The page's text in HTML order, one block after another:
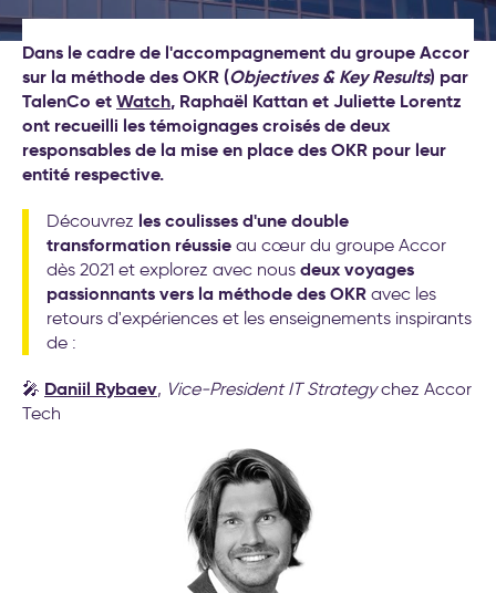
Test déploiement stratégique
: votre méthode de pilotage
stratégique
nouveau management
Conseil et accompagnement
aux nouveaux modes de
travail
Cockpit IA® : la méthode pour
déployer l'IA au service de
votre stratégie d’entreprise
Formations intelligence
artificielle générative
20 exemples
d’accompagnement IA pour la
transformation de l’entreprise
Nos labos
Contact
Dans le cadre de l'accompagnement du groupe Accor
sur la méthode des OKR (Objectives & Key Results) par
TalenCo etWatch, Raphaël Kattan et Juliette Lorentz
ont recueilli les témoignages croisés de deux
responsables de la mise en place des OKR pour leur
entité respective.
Découvrez les coulisses d'une double
transformation réussie au cœur du groupe Accor
dès 2021 et explorez avec nous deux voyages
passionnants vers la méthode des OKR avec les
retours d'expériences et les enseignements inspirants
de :
🎤 Daniil Rybaev, Vice-President IT Strategychez Accor
Tech